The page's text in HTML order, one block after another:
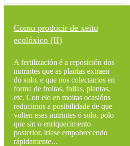
Como producir de xeito
ecolóxico (II)
A fertilización é a reposición dos
nutrintes que as plantas extraen
do solo, e que nos colectamos en
forma de froitas, follas, plantas,
etc. Con elo en moitas ocasións
reducimos a posibilidade de que
volten eses nutrintes ó solo, polo
que sin o enriquecimento
posterior, iriase empobrecendo
rápidamente...